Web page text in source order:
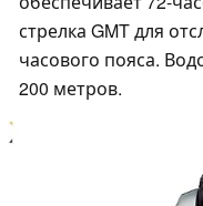
стрелка GMT для
часового пояса.
200 метров.